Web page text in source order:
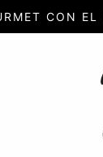
CON